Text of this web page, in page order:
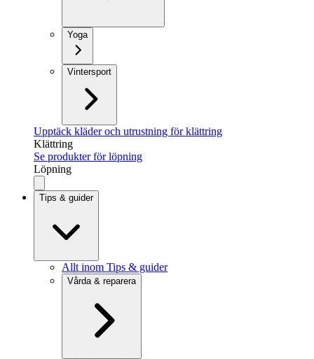
Yoga
Vintersport
Upptäck kläder och utrustning för klättring
Klättring
Se produkter för löpning
Löpning
Tips & guider
Allt inom Tips & guider
Vårda & reparera